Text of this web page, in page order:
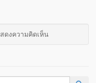
ดงความคิดเห็น